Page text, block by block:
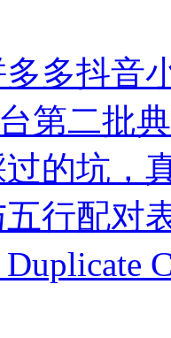
多抖音
第二批
的坑，
行配对